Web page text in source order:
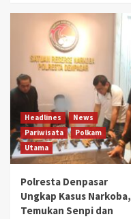
Headlines
News
Pariwisata
Polkam
Utama
Polresta Denpasar
Ungkap Kasus Narkoba,
Temukan Senpi dan